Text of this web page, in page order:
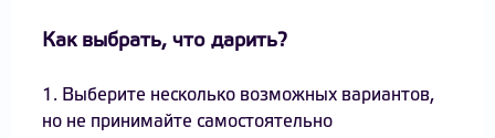
Как выбрать, что дарить?
1. Выберите несколько возможных вариантов,
но не принимайте самостоятельно